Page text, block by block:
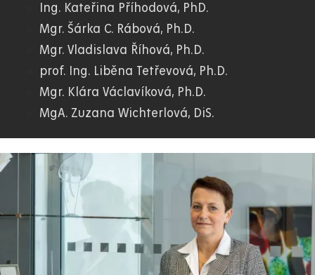
Ing. Kateřina Příhodová, PhD.
Mgr. Šárka C. Rábová, Ph.D.
Mgr. Vladislava Říhová, Ph.D.
prof. Ing. Liběna Tetřevová, Ph.D.
Mgr. Klára Václavíková, Ph.D.
MgA. Zuzana Wichterlová, DiS.